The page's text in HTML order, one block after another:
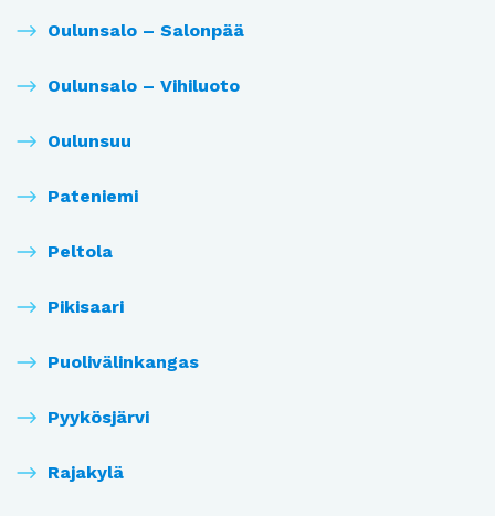
Oulunsalo – Salonpää
Oulunsalo – Vihiluoto
Oulunsuu
Pateniemi
Peltola
Pikisaari
Puolivälinkangas
Pyykösjärvi
Rajakylä